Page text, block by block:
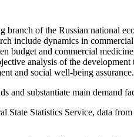
branch of the Russian national
include dynamics in
budget and commercial
analysis of the
and social well-being assurance.
and substantiate main demand
State Statistics Service, data